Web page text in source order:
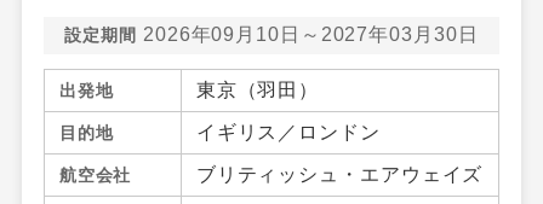
設定期間 2026年09月10日～2027年03月30日
出発地 東京（羽田）
目的地 イギリス／ロンドン
航空会社 ブリティッシュ・エアウェイズ